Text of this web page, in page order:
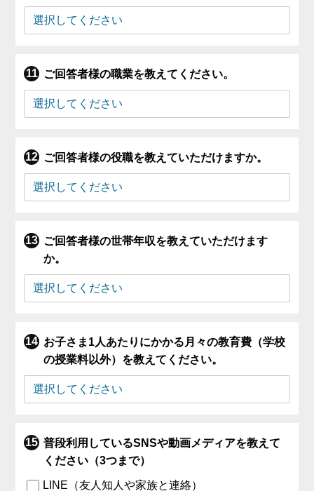
ご回答者様の職業を教えてください。
ご回答者様の役職を教えていただけますか。
ご回答者様の世帯年収を教えていただけます
か。
お子さま1人あたりにかかる月々の教育費（学校
の授業料以外）を教えてください。
普段利用しているSNSや動画メディアを教えて
ください（3つまで）
LINE（友人知人や家族と連絡）